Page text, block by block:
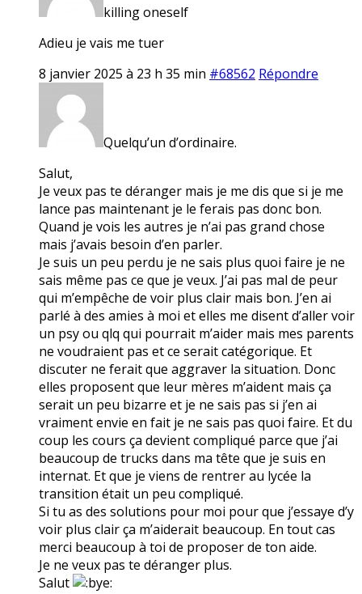
killing oneself
Adieu je vais me tuer
8 janvier 2025 à 23 h 35 min #68562 Répondre
Quelqu’un d’ordinaire.
Salut,
Je veux pas te déranger mais je me dis que si je me
lance pas maintenant je le ferais pas donc bon.
Quand je vois les autres je n’ai pas grand chose
mais j’avais besoin d’en parler.
Je suis un peu perdu je ne sais plus quoi faire je ne
sais même pas ce que je veux. J’ai pas mal de peur
qui m’empêche de voir plus clair mais bon. J’en ai
parlé à des amies à moi et elles me disent d’aller voir
un psy ou qlq qui pourrait m’aider mais mes parents
ne voudraient pas et ce serait catégorique. Et
discuter ne ferait que aggraver la situation. Donc
elles proposent que leur mères m’aident mais ça
serait un peu bizarre et je ne sais pas si j’en ai
vraiment envie en fait je ne sais pas quoi faire. Et du
coup les cours ça devient compliqué parce que j’ai
beaucoup de trucks dans ma tête que je suis en
internat. Et que je viens de rentrer au lycée la
transition était un peu compliqué.
Si tu as des solutions pour moi pour que j’essaye d’y
voir plus clair ça m’aiderait beaucoup. En tout cas
merci beaucoup à toi de proposer de ton aide.
Je ne veux pas te déranger plus.
Salut